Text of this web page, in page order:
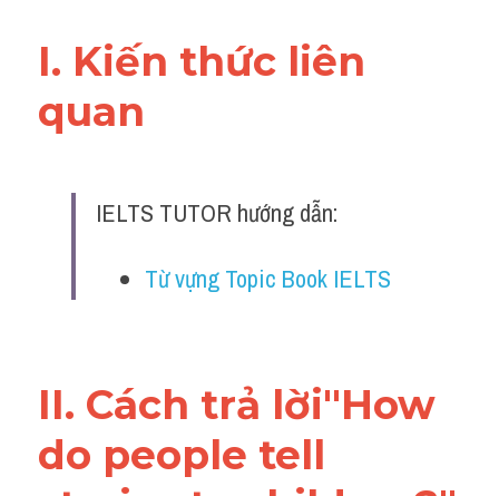
I. Kiến thức liên
quan
IELTS TUTOR hướng dẫn:
Từ vựng Topic Book IELTS
II. Cách trả lời"How
do people tell